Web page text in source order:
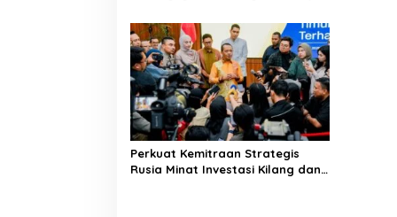
i
o
n
Perkuat Kemitraan Strategis
Rusia Minat Investasi Kilang dan